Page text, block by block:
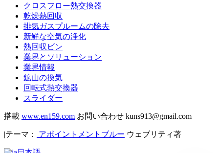
クロスフロー熱交換器
乾燥熱回収
排気ガスプルームの除去
新鮮な空気の浄化
熱回収ビン
業界とソリューション
業界情報
鉱山の換気
回転式熱交換器
スライダー
搭載 www.en159.com お問い合わせ kuns913@gmail.com
|テーマ： アポイントメントブルー ウェブリティ著